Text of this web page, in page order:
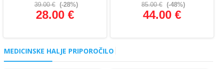
39.00 € (-28%)
28.00 €
Glej podrobnosti
85.00 € (-48%)
44.00 €
MEDICINSKE HALJE PRIPOROČILO